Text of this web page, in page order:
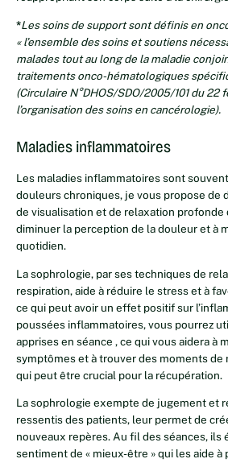
*Les soins de support sont définis en
« l’ensemble des soins et soutiens
malades tout au long de la maladie
traitements onco-hématologiques
(Circulaire N°DHOS/SDO/2005/101 du 22
l’organisation des soins en cancérologie).
Maladies inflammatoires
Les maladies inflammatoires sont
douleurs chroniques, je vous propose de
de visualisation et de relaxation profonde
diminuer la perception de la douleur et à
quotidien.
La sophrologie, par ses techniques de
respiration, aide à réduire le stress et à
ce qui peut avoir un effet positif sur
poussées inflammatoires, vous pourrez
apprises en séance , ce qui vous aidera à
symptômes et à trouver des moments de
qui peut être crucial pour la récupération.
La sophrologie exempte de jugement et
ressentis des patients, leur permet de
nouveaux repères. Au fil des séances, ils
sentiment de « mieux-être » qui les aide à